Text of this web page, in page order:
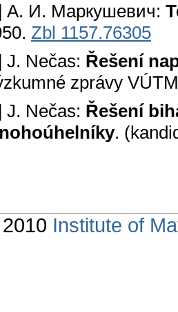
А. И. Маркушевич:
Zbl 1157.76305
J. Nečas: Řešení
zprávy
J. Nečas: Řešení
.
Institute of